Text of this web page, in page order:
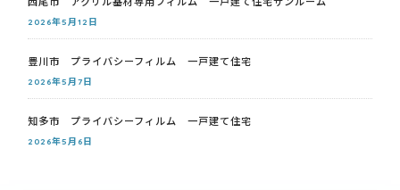
2026年5月12日
豊川市 プライバシーフィルム 一戸建て住宅
2026年5月7日
知多市 プライバシーフィルム 一戸建て住宅
2026年5月6日